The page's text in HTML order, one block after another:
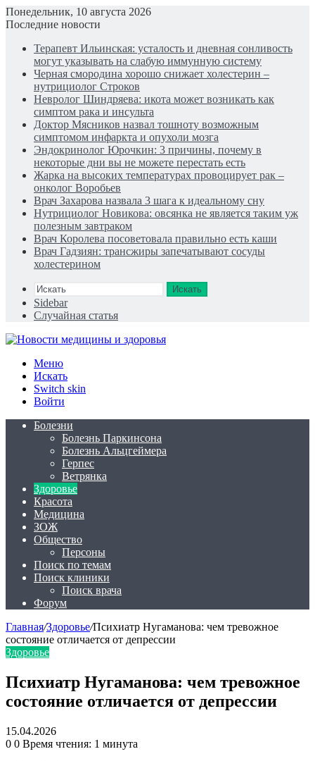
Понедельник, 10 августа 2026
Последние новости
Терапевт Ильинская: усталость и дневная сонливость
могут указывать на слабую иммунную систему
Черная смородина хорошо снижает холестерин –
нутрициолог Строков
Невролог Шиндряева: икота может возникать как
симптом рака и инсульта
Доктор Мясников назвал тошноту возможным
симптомом инфаркта и опухоли мозга
Эндокринолог Юрочкин: 3 причины, почему в
некоторые дни вы не можете перестать есть
Жарка на высоких температурах провоцирует рак –
онколог Воробьев
Врач Захарова назвала 3 шага к идеальному сну
Нутрициолог Новикова: овсянка не является таким уж
полезным завтраком
Врач Королева посоветовала правильно есть каши
Врач Гадзиян: трансжиры запечатывают сосуды
холестерином
Искать
Sidebar
Случайная статья
Меню
Искать
Switch skin
Войти
Болезни
Болезнь Паркинсона
Болезнь Альцгеймера
Герпес
Ветрянка
Здоровье
Красота
Медицина
ЗОЖ
Общество
Персоны
Поиск по темам
Поиск клиники
Поиск врача
Форум
Главная/Здоровье/Психиатр Нугаманова: чем тревожное
состояние отличается от депрессии
Здоровье
Психиатр Нугаманова: чем тревожное
состояние отличается от депрессии
15.04.2026
0 0 Время чтения: 1 минута